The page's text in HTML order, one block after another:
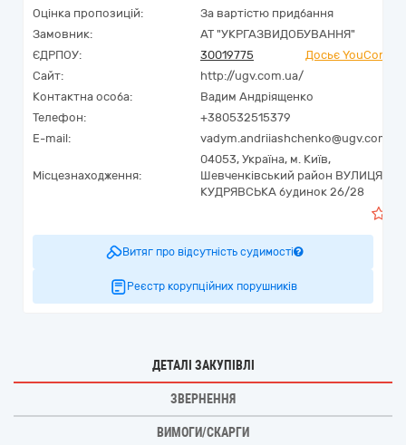
Оцінка пропозицій:
За вартістю придбання
Замовник:
АТ "УКРГАЗВИДОБУВАННЯ"
ЄДРПОУ:
30019775
Досьє YouControl
Сайт:
http://ugv.com.ua/
Контактна особа:
Вадим Андріященко
Телефон:
+380532515379
E-mail:
vadym.andriiashchenko@ugv.com.ua
Місцезнаходження:
04053, Україна, м. Київ,
Шевченківський район ВУЛИЦЯ
КУДРЯВСЬКА будинок 26/28
Витяг про відсутність судимості
Реєстр корупційних порушників
ДЕТАЛІ ЗАКУПІВЛІ
ЗВЕРНЕННЯ
ВИМОГИ/СКАРГИ